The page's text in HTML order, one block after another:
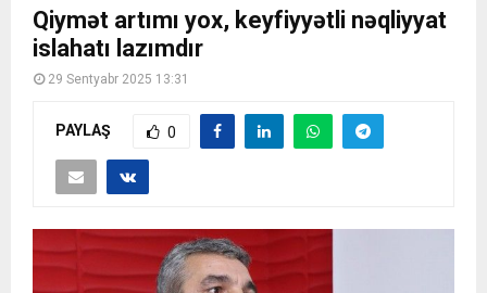
Qiymət artımı yox, keyfiyyətli nəqliyyat
islahatı lazımdır
29 Sentyabr 2025 13:31
PAYLAŞ 0